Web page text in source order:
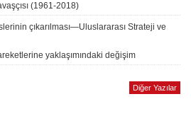
(1961-2018)
çıkarılması—Uluslararası Strateji ve
yaklaşımındaki değişim
Diğer Yazılar